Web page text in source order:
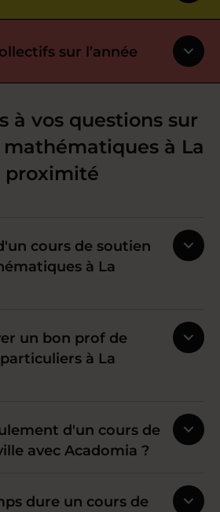
sur l’année
à vos questions sur
mathématiques à La
proximité
cours de soutien
à La
un bon prof de
à La
d'un cours de
avec Acadomia ?
dure un cours de